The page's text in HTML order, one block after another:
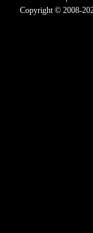
Copyright © 2008-